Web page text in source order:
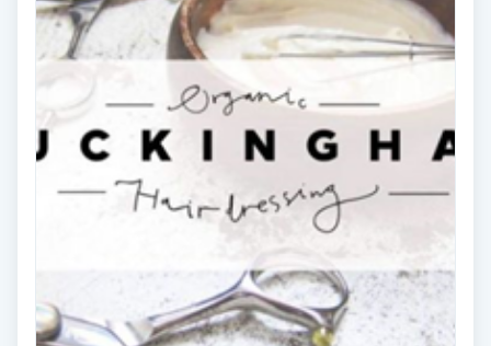
Ombre brows
Ombre naglar
Optiker
Osteopati